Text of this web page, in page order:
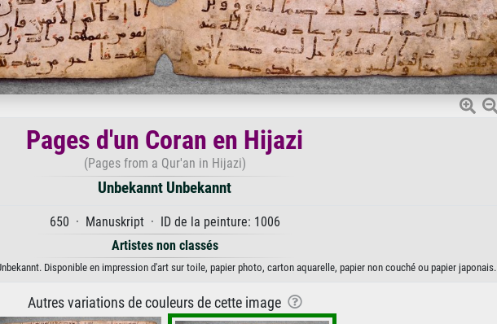
Pages d'un Coran en Hijazi
(Pages from a Qur'an in Hijazi)
Unbekannt Unbekannt
650 · Manuskript · ID de la peinture: 1006
Artistes non classés
Disponible en impression d'art sur toile, papier photo, carton aquarelle, papier non couché ou papier japonais.
Autres variations de couleurs de cette image